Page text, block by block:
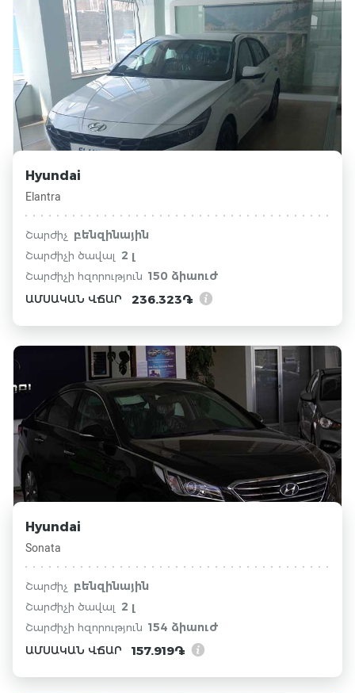
Hyundai
Elantra
Շարժիչ բենզինային
Շարժիչի ծավալ 2 լ
Շարժիչի հզորություն 150 ձիաուժ
ԱՄՍԱԿԱՆ ՎՃԱՐ 236.323֏
Hyundai
Sonata
Շարժիչ բենզինային
Շարժիչի ծավալ 2 լ
Շարժիչի հզորություն 154 ձիաուժ
ԱՄՍԱԿԱՆ ՎՃԱՐ 157.919֏